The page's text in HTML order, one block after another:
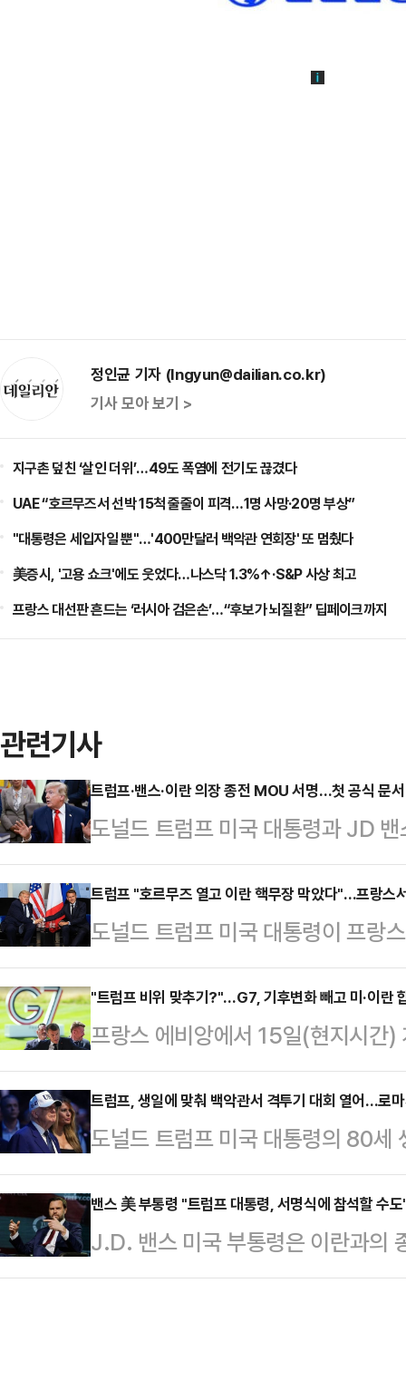
정인균 기자 (Ingyun@dailian.co.kr)
기사 모아 보기 >
지구촌 덮친 ‘살인 더위’…49도 폭염에 전기도 끊겼다
UAE “호르무즈서 선박 15척 줄줄이 피격…1명 사망·20명 부상”
"대통령은 세입자일 뿐"…'400만달러 백악관 연회장' 또 멈췄다
美증시, '고용 쇼크'에도 웃었다…나스닥 1.3%↑·S&P 사상 최고
프랑스 대선판 흔드는 ‘러시아 검은손’…“후보가 뇌질환” 딥페이크까지
관련기사
트럼프·밴스·이란 의장 종전 MOU 서명…첫 공식 문서
도널드 트럼프 미국 대통령과 JD
란 국회의장이 미국·이란 전쟁 종
로 확인됐다.로이터통신에 따르면
측이 이미 전자 방식으로 문서에 서
식을 열 예정이라고 밝혔다. 이번
하기 위한 기본 틀을 담고 있다.핵
과 미국의 대이란 해상 봉쇄 해제
정상회의 참석에…
트럼프 "호르무즈 열고 이란 핵무장 막았다"…프랑스
도널드 트럼프 미국 대통령이 프랑
정상회의 계기로 미국·이란 종전
점이 될 것이라고 주장했다. 로이
지시간) 에마뉘엘 마크롱 프랑스
한 합의"가 이뤄졌다며 호르무즈
했다. 그는 현재 일부 선박 운항이
액화천연가스(LNG) 수송이 정상
기를 갖지 못하도록 하…
"트럼프 비위 맞추기?"…G7, 기후변화 빼고 미·이란
프랑스 에비앙에서 15일(현지시간
실상 '트럼프 맞춤형 회의'로 치러
언과 로이터통신 등에 따르면 에마
프 대통령이 회의에 끝까지 참석하
지난해 캐나다 G7 정상회의 당시
귀국한 전례가 있기 때문이다.실제
닌 미국·이란 합의와 호르무즈 해
프 대통령의 관심사…
트럼프, 생일에 맞춰 백악관서 격투기 대회 열어…로
도널드 트럼프 미국 대통령의 80
악관 사우스론(남쪽 잔디밭)에서
250'이 성대하게 열렸다. 미 백악
번이 처음이다.특히 이번 경기가
는 행사로 기획됐지만 공교롭게도
밴스 美 부통령 "트럼프 대통령, 서명식에 참석할 수
J.D. 밴스 미국 부통령은 이란과의
대통령이 참석할 가능성이 있다고